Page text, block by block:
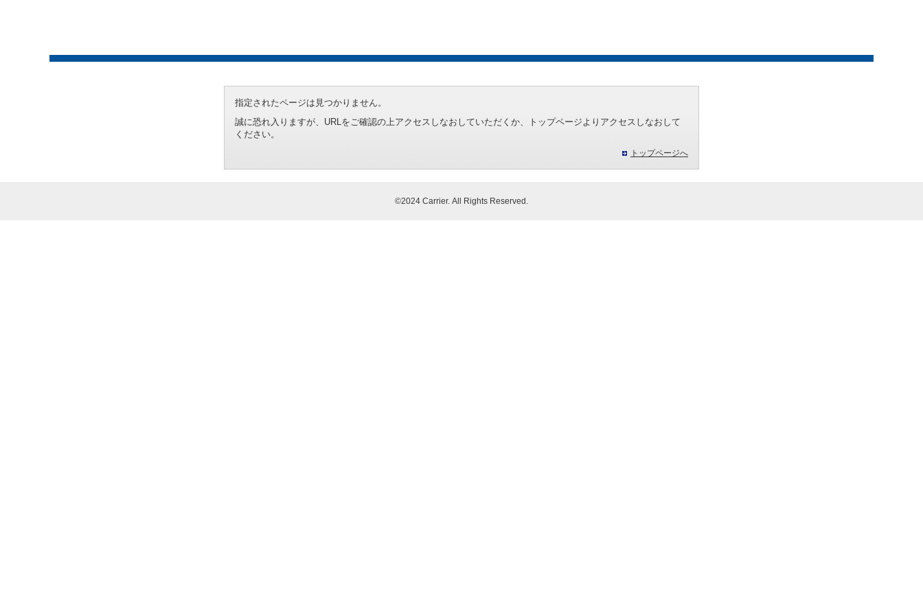
指定されたページは見つかりません。
誠に恐れ入りますが、URLをご確認の上アクセスしなおしていただくか、トップページよりアクセスしなおして
ください。
トップページへ
©2024 Carrier. All Rights Reserved.